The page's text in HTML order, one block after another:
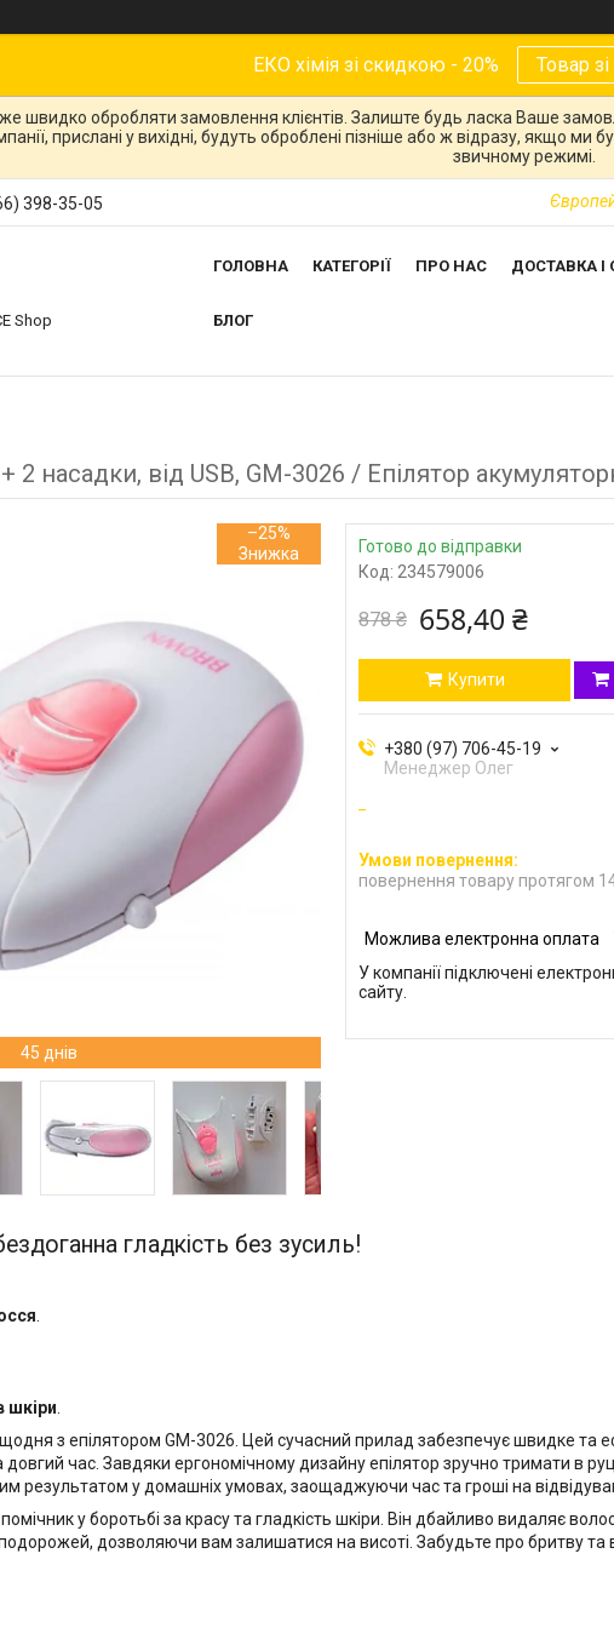
ЕКО хімія зі скидкою - 20% Товар
швидко обробляти замовлення клієнтів. Залиште будь ласка Ваше
прислані у вихідні, будуть оброблені пізніше або ж відразу, якщо
звичному режимі.
398-35-05
Shop
ГОЛОВНА КАТЕГОРІЇ ПРО НАС ДОСТАВКА І
БЛОГ
2 насадки, від USB, GM-3026 / Епілятор
–25%
45 днів
Готово до відправки
Код: 234579006
878 ₴ 658,40 ₴
Купити
+380 (97) 706-45-19
Менеджер Олег
повернення товару протягом
У компанії підключені
сайту.
гладкість без зусиль!
шкіри
щодня з епілятором GM-3026. Цей сучасний прилад забезпечує швидке
час. Завдяки ергономічному дизайну епілятор зручно тримати в
результатом у домашніх умовах, заощаджуючи час та гроші на
у боротьбі за красу та гладкість шкіри. Він дбайливо видаляє
дозволяючи вам залишатися на висоті. Забудьте про бритву